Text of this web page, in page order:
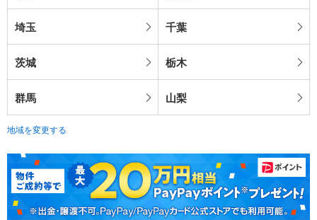
埼玉 千葉
茨城 栃木
群馬 山梨
地域を変更する